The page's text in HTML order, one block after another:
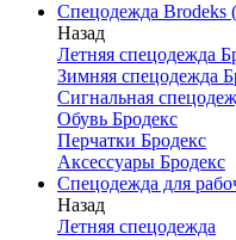
Спецодежда Brodeks
Назад
Летняя спецодежда
Зимняя спецодежда
Сигнальная
Обувь Бродекс
Перчатки Бродекс
Аксессуары Бродекс
Спецодежда для
Назад
Летняя спецодежда